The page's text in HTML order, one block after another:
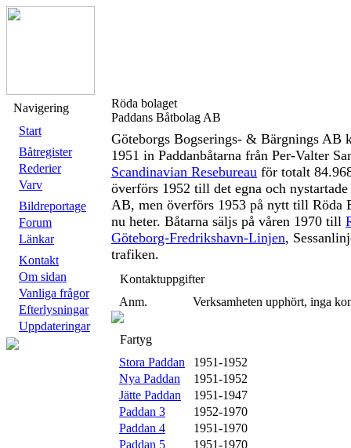
Navigering
Start
Båtregister
Rederier
Varv
Bildreportage
Forum
Länkar
Kontakt
Om sidan
Vanliga frågor
Efterlysningar
Uppdateringar
Röda bolaget
Paddans Båtbolag AB
Göteborgs Bogserings- & Bärgnings AB
1951 in Paddanbåtarna från Per-Valter
Scandinavian Resebureau för totalt
överförs 1952 till det egna och nystartade
AB, men överförs 1953 på nytt till Röda
nu heter. Båtarna säljs på våren 1970 till
Göteborg-Fredrikshavn-Linjen,
trafiken.
Kontaktuppgifter
Anm.
Verksamheten upphört, inga
Fartyg
Stora Paddan
1951-1952
Nya Paddan
1951-1952
Jätte Paddan
1951-1947
Paddan 3
1952-1970
Paddan 4
1951-1970
Paddan 5
1951-1970